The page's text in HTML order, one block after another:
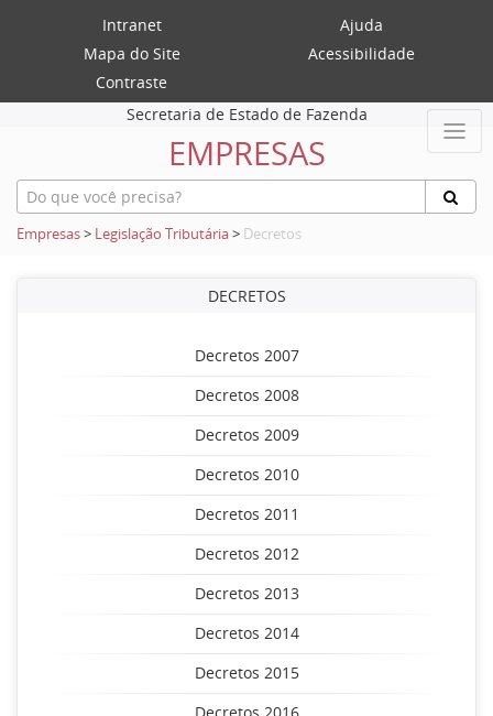
Intranet
Ajuda
Mapa do Site
Acessibilidade
Contraste
Secretaria de Estado de Fazenda
EMPRESAS
Empresas> Legislação Tributária> Decretos
DECRETOS
Decretos 2007
Decretos 2008
Decretos 2009
Decretos 2010
Decretos 2011
Decretos 2012
Decretos 2013
Decretos 2014
Decretos 2015